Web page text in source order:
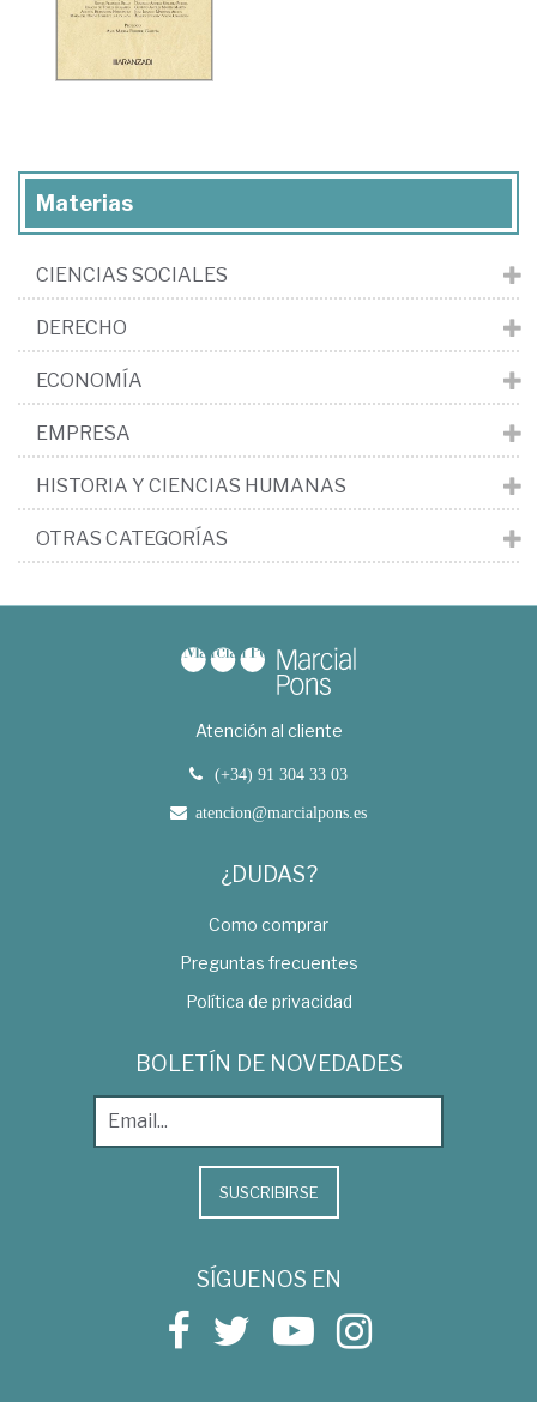
Materias
CIENCIAS SOCIALES
DERECHO
ECONOMÍA
EMPRESA
HISTORIA Y CIENCIAS HUMANAS
OTRAS CATEGORÍAS
Atención al cliente
(+34) 91 304 33 03
atencion@marcialpons.es
¿DUDAS?
Como comprar
Preguntas frecuentes
Política de privacidad
BOLETÍN DE NOVEDADES
SUSCRIBIRSE
SÍGUENOS EN